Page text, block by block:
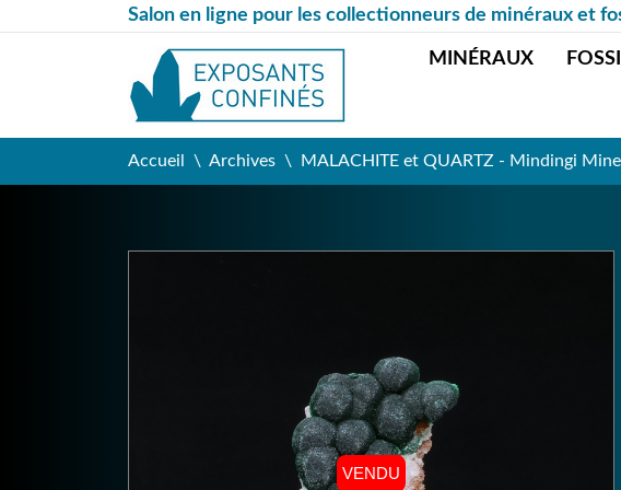
Salon en ligne pour les collectionneurs de minéraux et
MINÉRAUX
Accueil Archives MALACHITE et QUARTZ - Mindingi
VENDU